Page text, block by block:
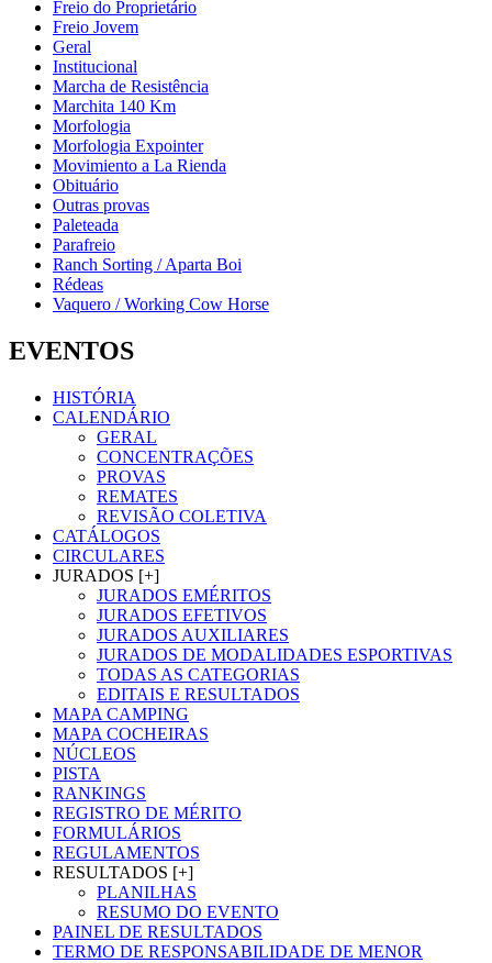
Freio do Proprietário
Freio Jovem
Geral
Institucional
Marcha de Resistência
Marchita 140 Km
Morfologia
Morfologia Expointer
Movimiento a La Rienda
Obituário
Outras provas
Paleteada
Parafreio
Ranch Sorting / Aparta Boi
Rédeas
Vaquero / Working Cow Horse
EVENTOS
HISTÓRIA
CALENDÁRIO
GERAL
CONCENTRAÇÕES
PROVAS
REMATES
REVISÃO COLETIVA
CATÁLOGOS
CIRCULARES
JURADOS [+]
JURADOS EMÉRITOS
JURADOS EFETIVOS
JURADOS AUXILIARES
JURADOS DE MODALIDADES ESPORTIVAS
TODAS AS CATEGORIAS
EDITAIS E RESULTADOS
MAPA CAMPING
MAPA COCHEIRAS
NÚCLEOS
PISTA
RANKINGS
REGISTRO DE MÉRITO
FORMULÁRIOS
REGULAMENTOS
RESULTADOS [+]
PLANILHAS
RESUMO DO EVENTO
PAINEL DE RESULTADOS
TERMO DE RESPONSABILIDADE DE MENOR